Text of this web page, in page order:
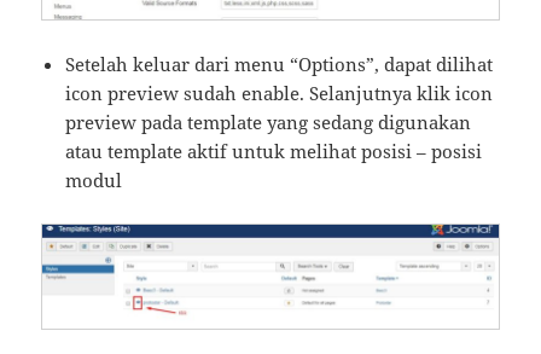
Setelah keluar dari menu “Options”, dapat dilihat
icon preview sudah enable. Selanjutnya klik icon
preview pada template yang sedang digunakan
atau template aktif untuk melihat posisi – posisi
modul